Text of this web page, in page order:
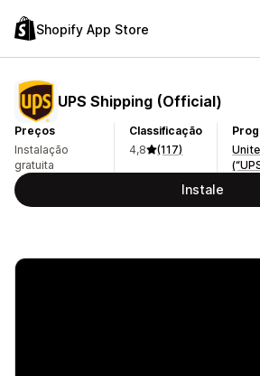
Shopify App Store
UPS Shipping (Official)
Preços
Instalação
gratuita
Classificação
4,8
(117)
Instale